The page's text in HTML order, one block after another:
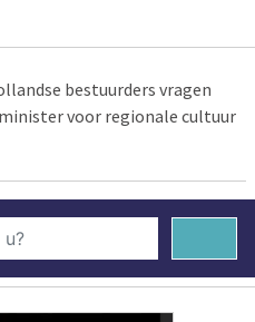
bestuurders vragen
voor regionale cultuur